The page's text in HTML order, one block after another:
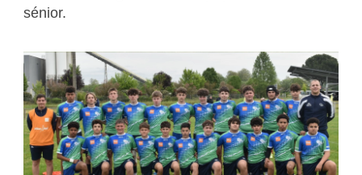
sénior.